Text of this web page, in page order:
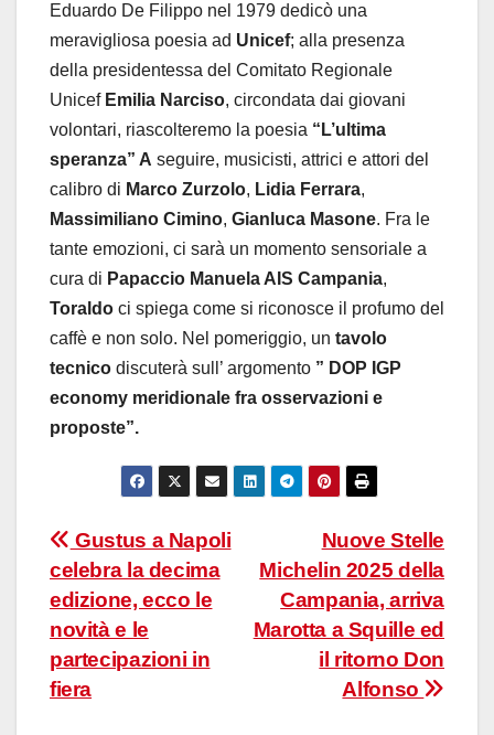
Eduardo De Filippo nel 1979 dedicò una
meravigliosa poesia ad Unicef; alla presenza
della presidentessa del Comitato Regionale
Unicef Emilia Narciso, circondata dai giovani
volontari, riascolteremo la poesia “L’ultima
speranza” A seguire, musicisti, attrici e attori del
calibro di Marco Zurzolo, Lidia Ferrara,
Massimiliano Cimino, Gianluca Masone. Fra le
tante emozioni, ci sarà un momento sensoriale a
cura di Papaccio Manuela AIS Campania,
Toraldo ci spiega come si riconosce il profumo del
caffè e non solo. Nel pomeriggio, un tavolo
tecnico discuterà sull’ argomento ” DOP IGP
economy meridionale fra osservazioni e
proposte”.
Navigazione
articoli
Nuove Stelle
Michelin 2025 della
Campania, arriva
Marotta a Squille ed
il ritorno Don
Alfonso
Gustus a Napoli
celebra la decima
edizione, ecco le
novità e le
partecipazioni in
fiera